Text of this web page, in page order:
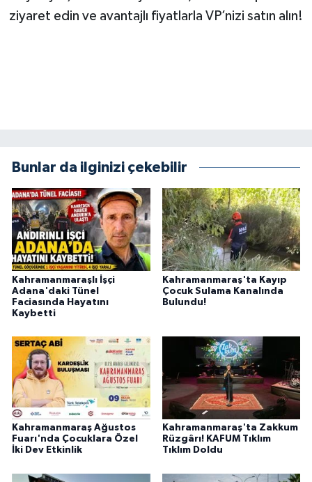
ziyaret edin ve avantajlı fiyatlarla VP’nizi satın alın!
Bunlar da ilginizi çekebilir
Kahramanmaraşlı İşçi
Adana'daki Tünel
Faciasında Hayatını
Kaybetti
Kahramanmaraş'ta Kayıp
Çocuk Sulama Kanalında
Bulundu!
Kahramanmaraş Ağustos
Fuarı'nda Çocuklara Özel
İki Dev Etkinlik
Kahramanmaraş'ta Zakkum
Rüzgârı! KAFUM Tıklım
Tıklım Doldu